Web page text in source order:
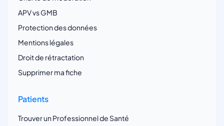
APV vs GMB
Protection des données
Mentions légales
Droit de rétractation
Supprimer ma fiche
Patients
Trouver un Professionnel de Santé